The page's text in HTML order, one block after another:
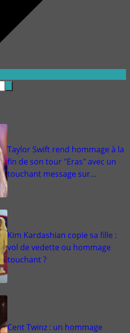
Taylor Swift rend hommage à la
fin de son tour "Eras" avec un
touchant message sur…
Kim Kardashian copie sa fille :
vol de vedette ou hommage
touchant ?
Cent Twinz : un hommage